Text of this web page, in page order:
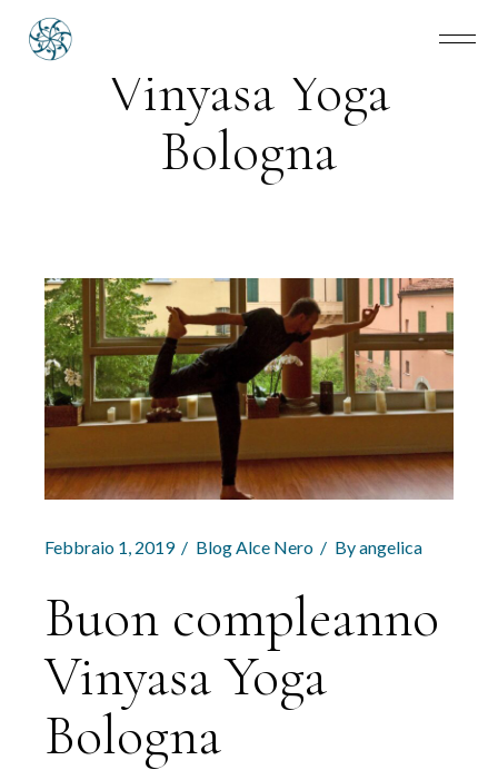
Vinyasa Yoga
Bologna
Febbraio 1, 2019 Blog Alce Nero Byangelica
Buon compleanno
Vinyasa Yoga
Bologna